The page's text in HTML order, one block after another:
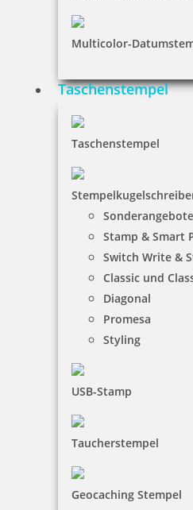
Multicolor-
Taschenstempel
Taschenstempel
Sonderangebote
Stamp & Smart
Switch Write &
Classic und
Diagonal
Promesa
Styling
USB-Stamp
Taucherstempel
Geocaching Stempel
Braille Türschild
36,65
Braille Türschild